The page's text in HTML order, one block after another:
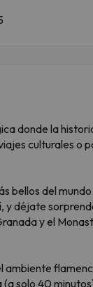
donde la
culturales o
bellos del
y déjate
y el
ambiente
(a solo 40